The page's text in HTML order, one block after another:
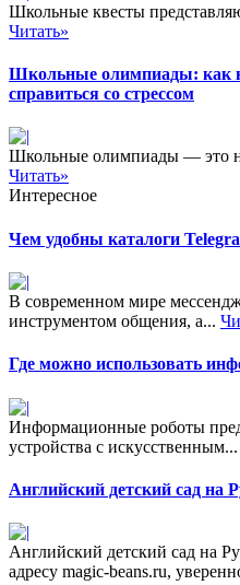
Школьные квесты
Читать»
Школьные олимпиады: как
справиться со стрессом
Школьные олимпиады — это
Читать»
Интересное
Чем удобны каталоги
В современном мире
инструментом общения, а...
Где можно использовать
Информационные роботы
устройства с искусственным...
Английский детский сад на
Английский детский сад на
адресу magic-beans.ru,